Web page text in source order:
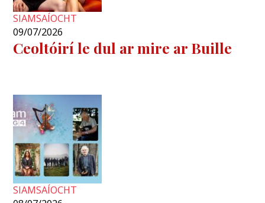
SIAMSAÍOCHT
09/07/2026
Ceoltóirí le dul ar mire ar Buille
SIAMSAÍOCHT